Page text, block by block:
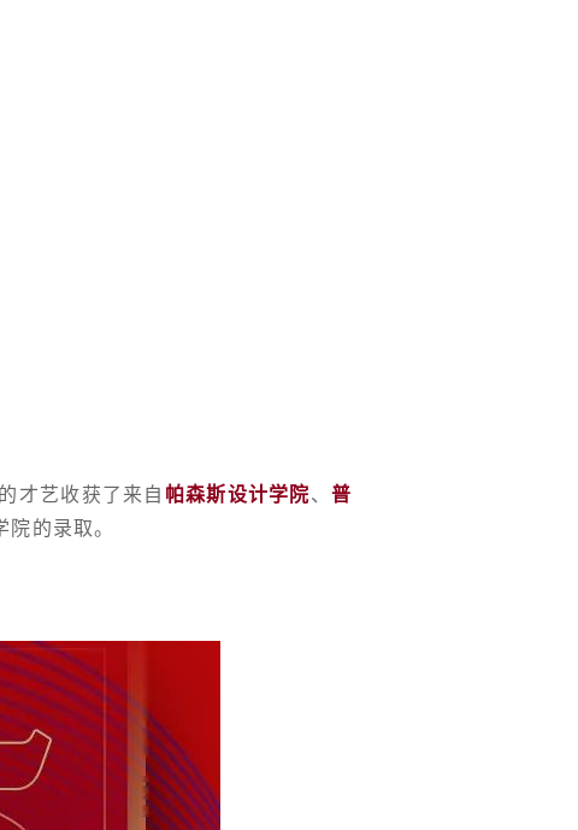
才艺收获了来自 帕森斯设计学院、 普
的录取。